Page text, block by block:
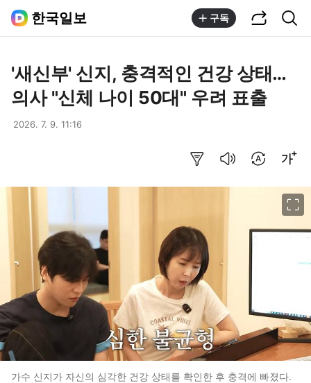
한국일보 구독
'새신부' 신지, 충격적인 건강 상태…
의사 "신체 나이 50대" 우려 표출
2026. 7. 9. 11:16
가수 신지가 자신의 심각한 건강 상태를 확인한 후 충격에 빠졌다.